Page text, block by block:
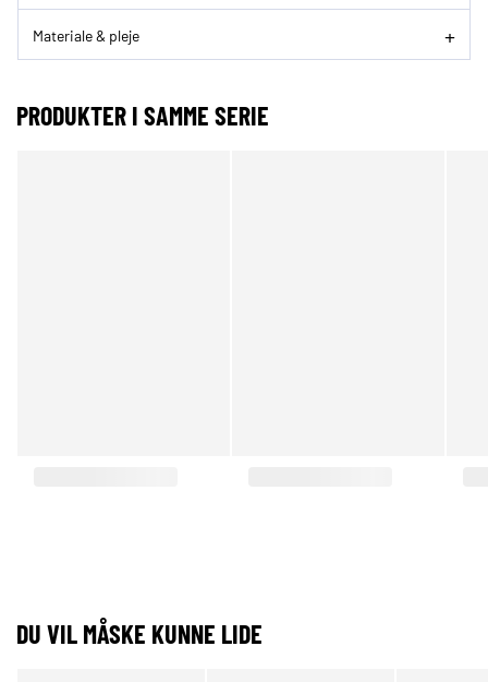
Materiale & pleje
PRODUKTER I SAMME SERIE
DU VIL MÅSKE KUNNE LIDE